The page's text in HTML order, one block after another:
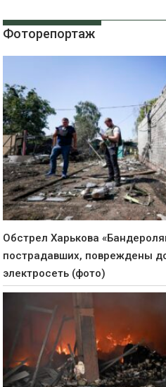
Фоторепортаж
Обстрел Харькова
пострадавших, повреждены
электросеть (фото)